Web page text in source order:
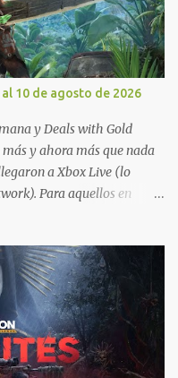
10 de agosto de 2026
y Deals with Gold
más y ahora más que nada
a Xbox Live (lo
Para aquellos en
en Windows PC y
por acá . ¿Aún
Tenemos un tutorial extenso
generales de cómo
un listado más completo
puede tener